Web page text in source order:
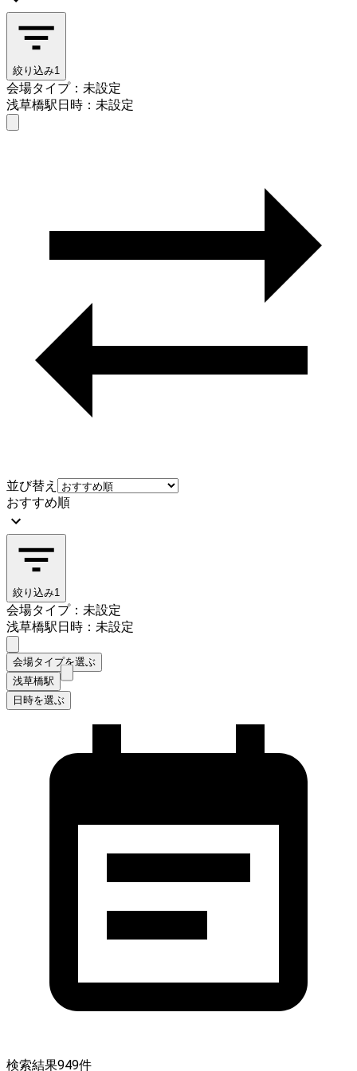
絞り込み1
会場タイプ：未設定
浅草橋駅日時：未設定
並び替え
おすすめ順
絞り込み1
会場タイプ：未設定
浅草橋駅日時：未設定
会場タイプを選ぶ
浅草橋駅
日時を選ぶ
検索結果949件